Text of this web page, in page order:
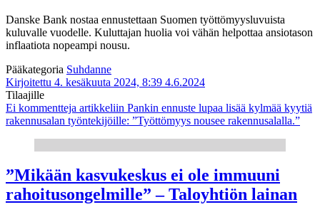
Danske Bank nostaa ennustettaan Suomen työttömyysluvuista
kuluvalle vuodelle. Kuluttajan huolia voi vähän helpottaa ansiotason
inflaatiota nopeampi nousu.
Pääkategoria Suhdanne
Kirjoitettu 4. kesäkuuta 2024, 8:39 4.6.2024
Tilaajille
Ei kommentteja artikkeliin Pankin ennuste lupaa lisää kylmää kyytiä
rakennusalan työntekijöille: ”Työttömyys nousee rakennusalalla.”
”Mikään kasvukeskus ei ole immuuni
rahoitusongelmille” – Taloyhtiön lainan